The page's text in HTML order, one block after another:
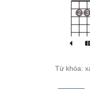
2 3
Từ khóa: